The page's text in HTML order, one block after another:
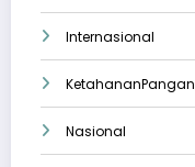
Internasional
KetahananPangan
Nasional